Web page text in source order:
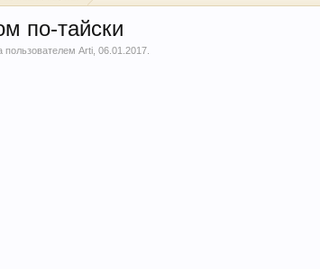
по-тайски
пользователемArti ,06.01.2017